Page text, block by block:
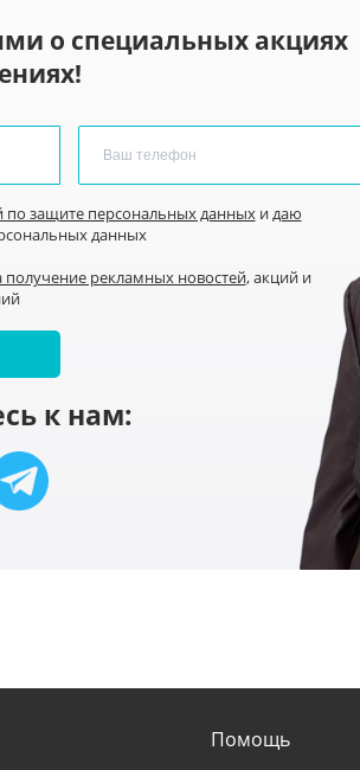
о специальных акциях
по защите персональных данныхи даю
данных
получение рекламных новостей, акций и
к нам:
Помощь